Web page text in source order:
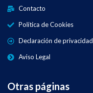
Contacto
Política de Cookies
Declaración de privacidad
Aviso Legal
Otras páginas